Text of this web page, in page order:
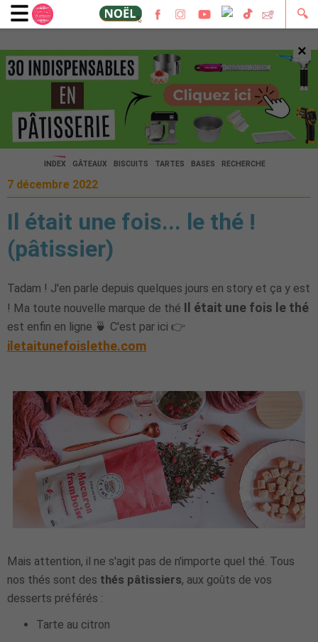
🔍
×
🔍
INDEX GÂTEAUX BISCUITS TARTES BASES RECHERCHE
7 décembre 2022
Il était une fois... le thé !
(pâtissier)
Tadam ! J'en parle depuis quelques jours en story et ça y est
! Ma toute nouvelle marque de thé Il était une fois le thé
est enfin en ligne 🍵 C'est par ici 👉
iletaitunefoislethe.com
Mais attention, il ne s'agit pas de n'importe quel thé. Tous
nos thés sont des thés pâtissiers, aux goûts de vos
desserts préférés :
Tarte au citron